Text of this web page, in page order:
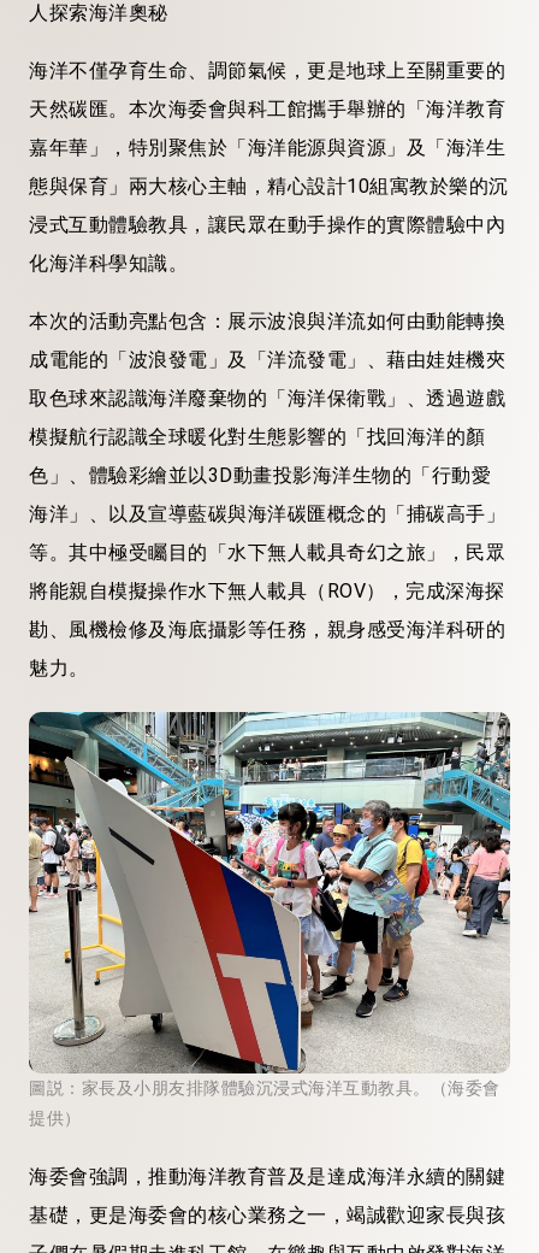
人探索海洋奧秘
海洋不僅孕育生命、調節氣候，更是地球上至關重要的
天然碳 匯。 本次海委會與科工館攜手舉辦的「海洋教育
嘉年華」，特別聚焦於「海洋能源與資源」及「海洋生
態與保育」兩大核心主軸 ，精心設計10組寓教於樂的沉
浸式互動體驗教具，讓民眾在動手操作的實際體驗中內
化海洋科學知識。
本次的活動亮點包含：展示波浪與洋流如何由動能轉換
成電能的「波浪發電」及「洋流發電」、藉由娃娃機夾
取色球來認識海洋廢棄物的「海洋保衛戰」、透過遊戲
模擬航行認識全球暖化對生態影響的「找回海洋的顏
色」、體驗彩繪並以3D動畫投影海洋生物的「行動愛
海洋」、以及宣導藍碳與海洋碳匯概念的「 捕碳高手 」
等。其中極受矚目的「水下無人載具奇幻之旅」，民眾
將能親自模擬操作水下無人載具（ROV），完成深海探
勘 、風機檢修及海底攝影等任務，親身感受海洋科研的
魅力。
圖説：家長及小朋友排隊體驗沉浸式海洋互動教具。（海委會
提供）
海委會強調 ， 推動海洋教育普及是達成海洋永續的關鍵
基礎，更是海委會的核心業務之一， 竭誠歡迎家長與孩